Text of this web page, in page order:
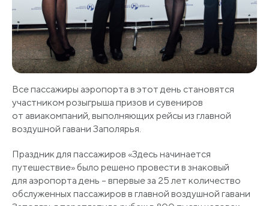
Все пассажиры аэропорта в этот день становятся
участником розыгрыша призов и сувениров
от авиакомпаний, выполняющих рейсы из главной
воздушной гавани Заполярья.
Праздник для пассажиров «Здесь начинается
путешествие» было решено провести в знаковый
для аэропорта день – впервые за 25 лет количество
обслуженных пассажиров в главной воздушной гавани